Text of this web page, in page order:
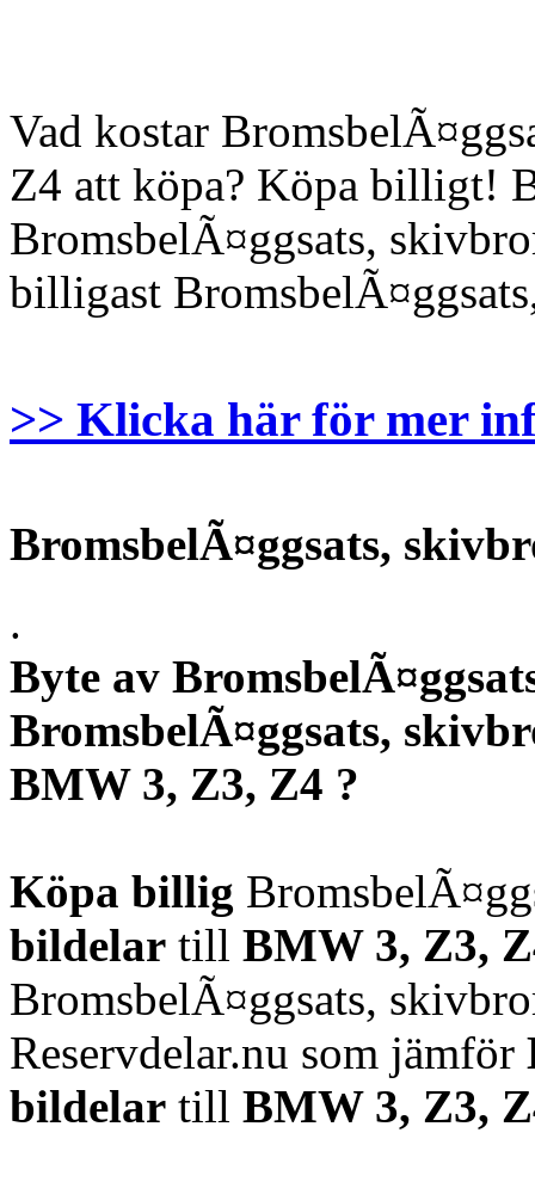
Vad kostar
Z4 att köpa? Köpa billigt!
BromsbelÃ¤ggsats,
billigast
>> Klicka här för mer
BromsbelÃ¤ggsats,
.
Byte av
BromsbelÃ¤ggsats,
BMW 3, Z3, Z4 ?
Köpa billig
bildelar till BMW 3, Z3,
BromsbelÃ¤ggsats,
Reservdelar.nu som jämför
bildelar till BMW 3, Z3,